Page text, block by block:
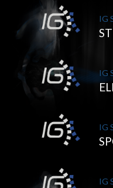
IG
IG
IG
IG